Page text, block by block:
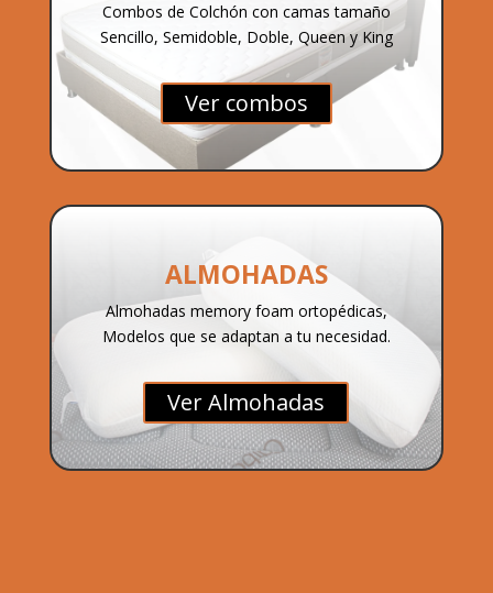
Combos de Colchón con camas tamaño
Sencillo, Semidoble, Doble, Queen y King
Ver combos
ALMOHADAS
Almohadas memory foam ortopédicas,
Modelos que se adaptan a tu necesidad.
Ver Almohadas